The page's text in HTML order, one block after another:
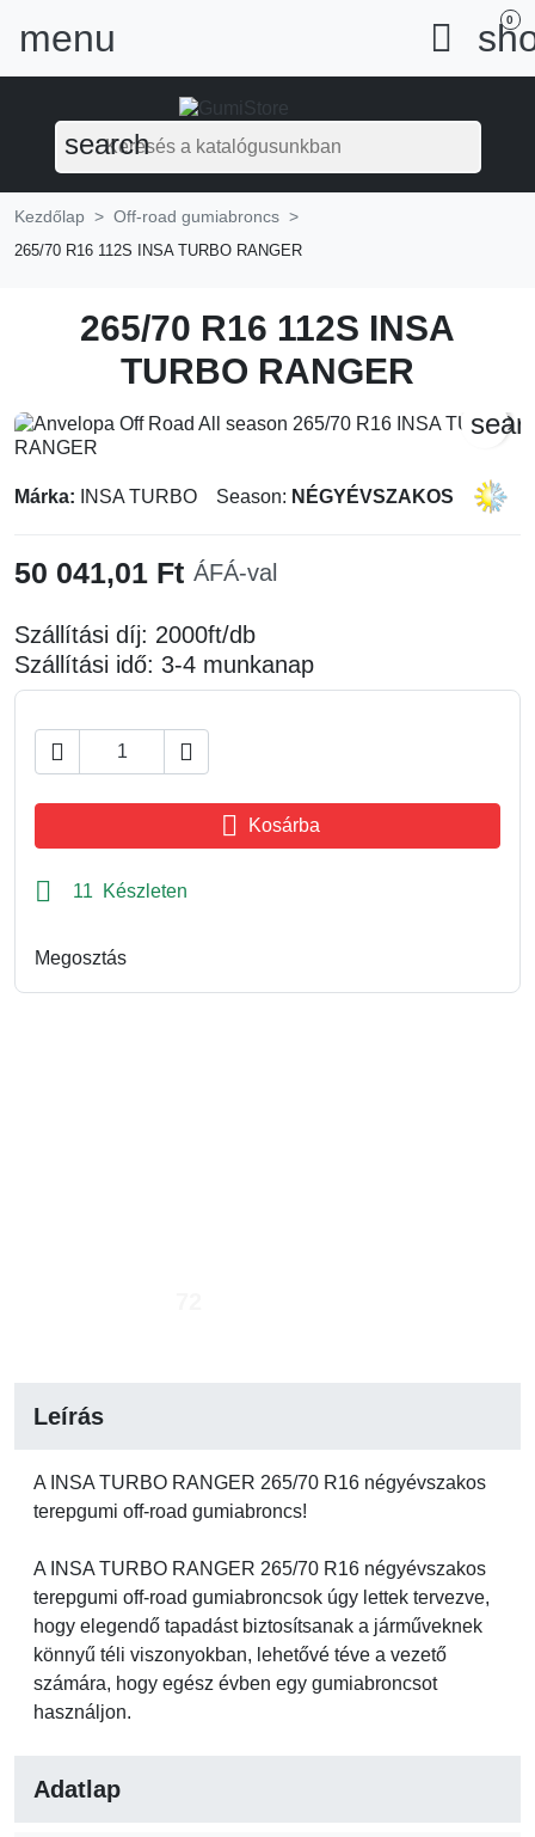
menu  0
search
Kezdőlap Off-road gumiabroncs
265/70 R16 112S INSA TURBO RANGER
265/70 R16 112S INSA
TURBO RANGER
Márka: INSA TURBO Season: NÉGYÉVSZAKOS
50 041,01 Ft ÁFÁ-val
Szállítási díj: 2000ft/db
Szállítási idő: 3-4 munkanap
 
 Kosárba
 11 Készleten
Megosztás
Leírás
A INSA TURBO RANGER 265/70 R16 négyévszakos
terepgumi off-road gumiabroncs!
A INSA TURBO RANGER 265/70 R16 négyévszakos
terepgumi off-road gumiabroncsok úgy lettek tervezve,
hogy elegendő tapadást biztosítsanak a járműveknek
könnyű téli viszonyokban, lehetővé téve a vezető
számára, hogy egész évben egy gumiabroncsot
használjon.
Adatlap